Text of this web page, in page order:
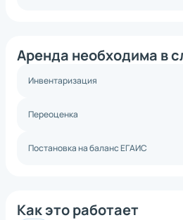
Аренда необходима в
Инвентаризация
Переоценка
Постановка на баланс ЕГАИС
Как это работает